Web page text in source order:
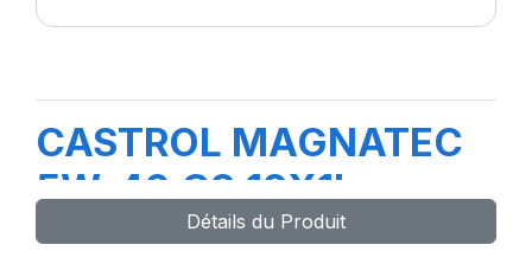
CASTROL MAGNATEC
5W-40 C3 12X1L
Détails du Produit